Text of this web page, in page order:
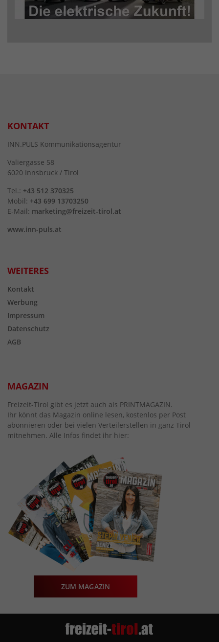
KONTAKT
INN.PULS Kommunikationsagentur
Valiergasse 58
6020 Innsbruck / Tirol
Tel.: +43 512 370325
Mobil: +43 699 13703250
E-Mail: marketing@freizeit-tirol.at
www.inn-puls.at
WEITERES
Kontakt
Werbung
Impressum
Datenschutz
AGB
MAGAZIN
Freizeit-Tirol gibt es jetzt auch als PRINTMAGAZIN.
Ihr könnt das Magazin online lesen, kostenlos per Post
abonnieren oder bei vielen Verteilerstellen in ganz Tirol
mitnehmen. Alle Infos findet ihr hier:
ZUM MAGAZIN